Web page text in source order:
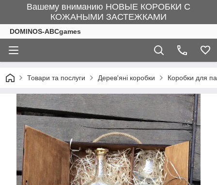
Вашему вниманию НОВЫЕ КОРОБКИ С
КОЖАНЫМИ ЗАСТЕЖКАМИ
DOMINOS-ABCgames
Товари та послуги Дерев'яні коробки Коробки для